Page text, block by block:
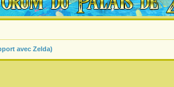
avec Zelda)